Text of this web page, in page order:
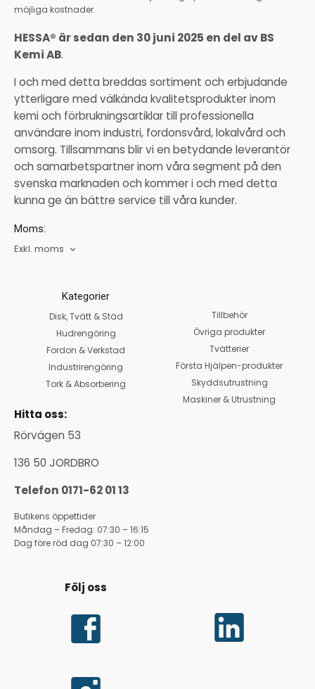
möjliga kostnader.
HESSA® är sedan den 30 juni 2025 en del av BS
Kemi AB.
I och med detta breddas sortiment och erbjudande
ytterligare med välkända kvalitetsprodukter inom
kemi och förbrukningsartiklar till professionella
användare inom industri, fordonsvård, lokalvård och
omsorg. Tillsammans blir vi en betydande leverantör
och samarbetspartner inom våra segment på den
svenska marknaden och kommer i och med detta
kunna ge än bättre service till våra kunder.
Moms:
Exkl. moms
Kategorier
Disk, Tvätt & Städ
Hudrengöring
Fordon & Verkstad
Industrirengöring
Tork & Absorbering
Hitta oss:
Rörvägen 53
136 50 JORDBRO
Telefon 0171-62 01 13
Butikens öppettider
Måndag – Fredag: 07:30 – 16:15
Dag före röd dag 07:30 – 12:00
Tillbehör
Övriga produkter
Tvätterier
Första Hjälpen-produkter
Skyddsutrustning
Maskiner & Utrustning
Följ oss